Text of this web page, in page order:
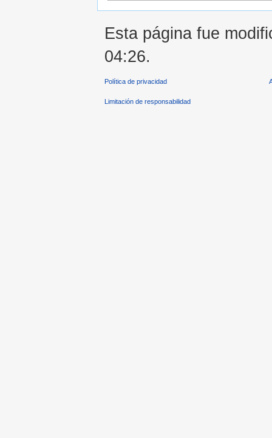
Esta página fue
04:26.
Política de privacidad
Limitación de responsabilidad